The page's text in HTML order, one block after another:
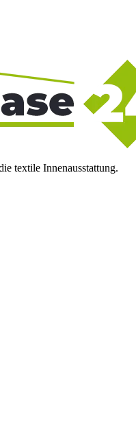
textile Innenausstattung.